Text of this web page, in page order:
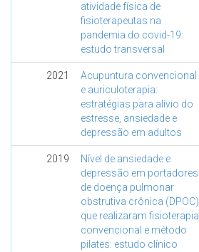
atividade física de
fisioterapeutas na
pandemia do covid-19:
estudo transversal
2021
Acupuntura convencional
e auriculoterapia:
estratégias para alívio do
estresse, ansiedade e
depressão em adultos
2019
Nível de ansiedade e
depressão em portadores
de doença pulmonar
obstrutiva crônica (DPOC)
que realizaram fisioterapia
convencional e método
pilates: estudo clínico